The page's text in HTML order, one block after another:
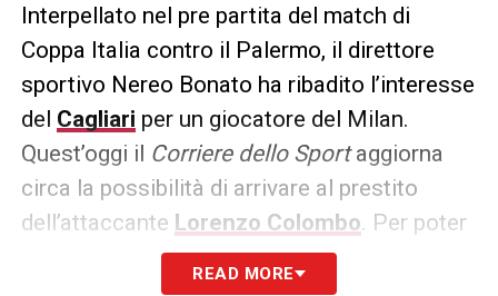
Interpellato nel pre partita del match di
Coppa Italia contro il Palermo, il direttore
sportivo Nereo Bonato ha ribadito l’interesse
del Cagliari per un giocatore del Milan.
Quest’oggi il Corriere dello Sportaggiorna
circa la possibilità di arrivare al prestito
dell’attaccante Lorenzo Colombo. Per poter
acquisire temporaneamente le prestazioni
READ MORE